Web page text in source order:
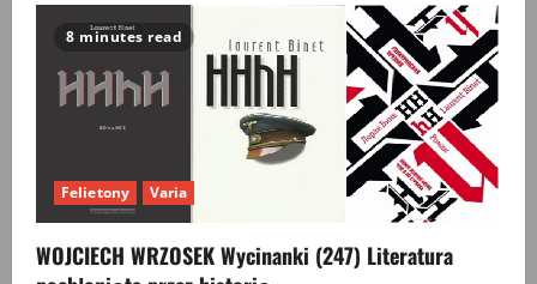
Die
Tagesordnung
8 minutes read
Felietony Varia
WOJCIECH WRZOSEK Wycinanki (247) Literatura